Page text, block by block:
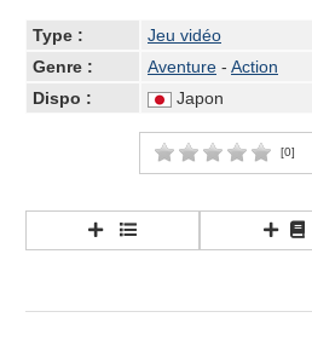
Type :
Jeu vidéo
Genre :
Aventure - Action
Dispo :
Japon
[0]